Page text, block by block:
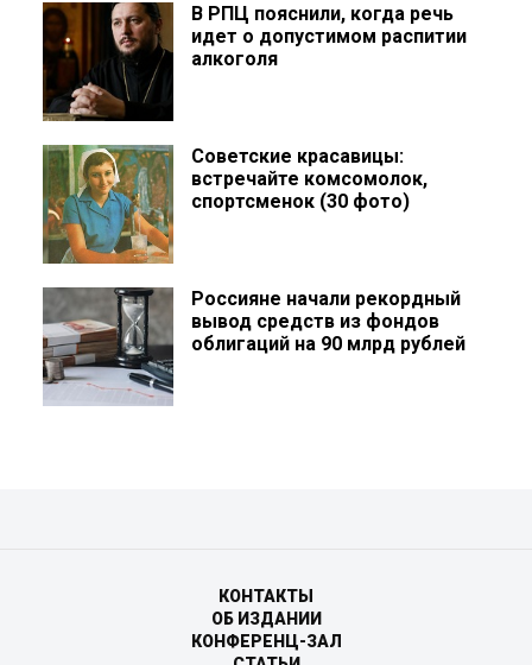
В РПЦ пояснили, когда речь
идет о допустимом распитии
алкоголя
Советские красавицы:
встречайте комсомолок,
спортсменок (30 фото)
Россияне начали рекордный
вывод средств из фондов
облигаций на 90 млрд рублей
КОНТАКТЫ
ОБ ИЗДАНИИ
КОНФЕРЕНЦ-ЗАЛ